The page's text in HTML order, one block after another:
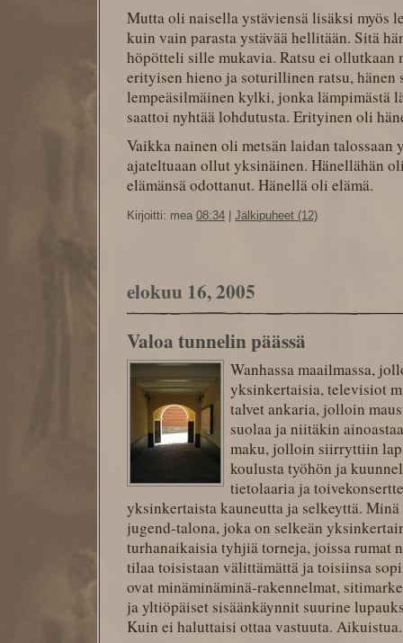
Mutta oli naisella ystäviensä lisäksi myös
kuin vain parasta ystävää hellitään. Sitä
höpötteli sille mukavia. Ratsu ei ollutkaan
erityisen hieno ja soturillinen ratsu, hänen
lempeäsilmäinen kylki, jonka lämpimästä
saattoi nyhtää lohdutusta. Erityinen oli
Vaikka nainen oli metsän laidan talossaan
ajateltuaan ollut yksinäinen. Hänellähän
elämänsä odottanut. Hänellä oli elämä.
Kirjoitti: mea 08:34 Jälkipuheet (12)
elokuu 16, 2005
Valoa tunnelin päässä
Wanhassa maailmassa,
yksinkertaisia, televisiot
talvet ankaria, jolloin
suolaa ja niitäkin
maku, jolloin siirryttiin
koulusta työhön ja
tietolaaria ja
yksinkertaista kauneutta ja selkeyttä. Minä
jugend-talona, joka on selkeän
turhanaikaisia tyhjiä torneja, joissa rumat
tilaa toisistaan välittämättä ja toisiinsa
ovat minäminäminä-rakennelmat,
ja yltiöpäiset sisäänkäynnit suurine
Kuin ei haluttaisi ottaa vastuuta. Aikuistua.